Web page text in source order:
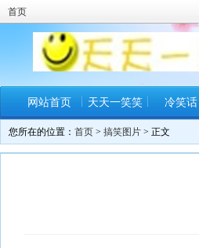
首页
网站首页 天天一笑笑 冷笑话
您所在的位置： 首页 > 搞笑图片 > 正文